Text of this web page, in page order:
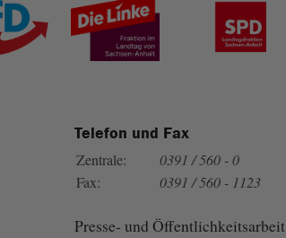
Telefon und Fax
Zentrale:
0391 / 560 - 0
Fax:
0391 / 560 - 1123
Presse- und Öffentlichkeitsarbeit